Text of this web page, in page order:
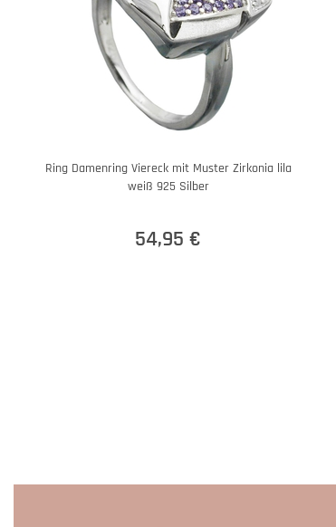
Ring Damenring Viereck mit Muster Zirkonia lila
weiß 925 Silber
54,95 €